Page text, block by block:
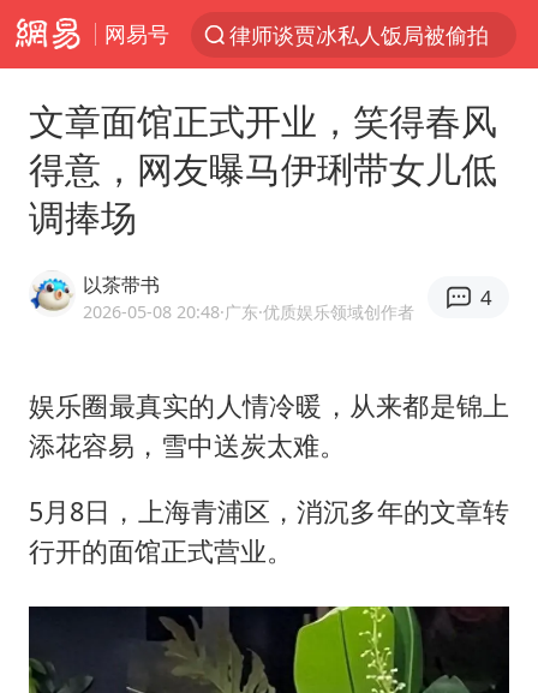
网易号
律师谈贾冰私人饭局被偷拍
克雷桑回应绝杀津门虎
人形机器人第一股
上海地铁4条线路全线停运
武汉3名城管协管员殴打摊主被刑拘
白海豚路径图
宇树申购 中一签有望赚20万元
NBA传奇教练老尼尔森去世
文章面馆正式开业，笑得春风
得意，网友曝马伊琍带女儿低
调捧场
以茶带书
2026-05-08 20:48·广东·优质娱乐领域创作者
4
娱乐圈最真实的人情冷暖，从来都是锦上
添花容易，雪中送炭太难。
5月8日，上海青浦区，消沉多年的文章转
行开的面馆正式营业。